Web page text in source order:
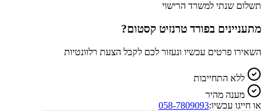
תשלום שנתי למשרד הרישוי
מתעניינים בפורד טרנזיט קסטום?
השאירו פרטים עכשיו ונעזור לכם לקבל הצעת רלוונטיות
ללא התחייבות
מענה מהיר
או חייגו עכשיו:058-7809093